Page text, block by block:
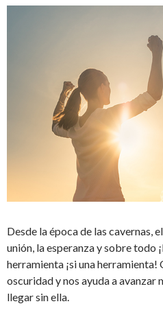
Desde la época de las cavernas,
unión, la esperanza y sobre todo
herramienta ¡si una herramienta!
oscuridad y nos ayuda a avanzar
llegar sin ella.